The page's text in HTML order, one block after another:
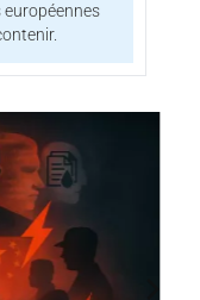
européennes